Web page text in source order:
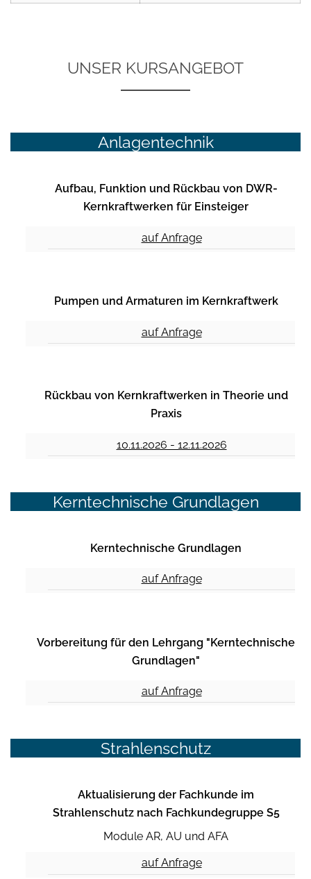
UNSER KURSANGEBOT
Anlagentechnik
Aufbau, Funktion und Rückbau von DWR-
Kernkraftwerken für Einsteiger
auf Anfrage
Pumpen und Armaturen im Kernkraftwerk
auf Anfrage
Rückbau von Kernkraftwerken in Theorie und
Praxis
10.11.2026 - 12.11.2026
Kerntechnische Grundlagen
Kerntechnische Grundlagen
auf Anfrage
Vorbereitung für den Lehrgang "Kerntechnische
Grundlagen"
auf Anfrage
Strahlenschutz
Aktualisierung der Fachkunde im
Strahlenschutz nach Fachkundegruppe S5
Module AR, AU und AFA
auf Anfrage